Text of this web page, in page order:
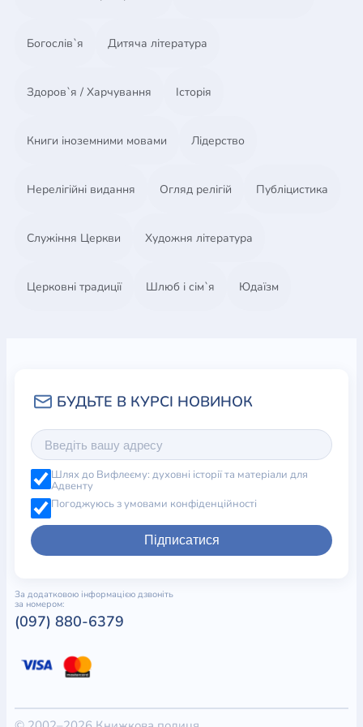
Богослів`я Дитяча література
Здоров`я / Харчування Історія
Книги іноземними мовами Лідерство
Нерелігійні видання Огляд релігій Публіцистика
Служіння Церкви Художня література
Церковні традиції Шлюб і сім`я Юдаїзм
Шлях до Вифлеєму: духовні історії та матеріали для
Адвенту
Погоджуюсь з умовами конфіденційності
Підписатися
За додатковою інформацією дзвоніть
за номером:
(097) 880-6379